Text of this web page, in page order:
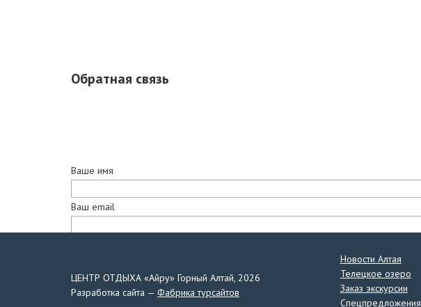
Обратная связь
Ваше имя
Ваш email
ЦЕНТР ОТДЫХА «Айру» Горный Алтай, 2026
Разработка сайта — Фабрика турсайтов
Новости Алтая
Телецкое озеро
Заказ экскурсии
Спецпредложения